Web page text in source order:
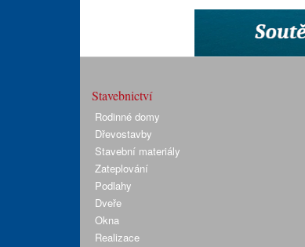
Stavebnictví
Rodinné domy
Dřevostavby
Stavební materiály
Zateplování
Podlahy
Dveře
Okna
Realizace